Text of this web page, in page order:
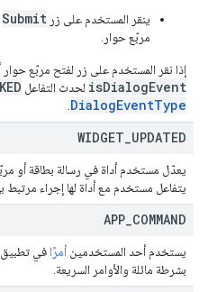
ينقر المستخدم على زر Submit
مربّع حوار.
إذا نقر المستخدم على زر لفتح مربّع حوار
isDialogEvent لحدث التفاعل
DialogEventType
WIDGET UPDATED
يعدّل مستخدم أداة في رسالة بطاقة أو
يتفاعل مستخدم مع أداة لها إجراء مرتبط
APP COMMAND
يستخدم أحد المستخدمين أمرًا
بشرطة مائلة والأوامر السريعة.